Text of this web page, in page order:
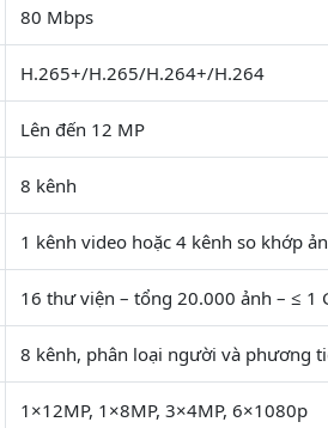
80 Mbps
H.265+/H.265/H.264+/H.264
Lên đến 12 MP
8 kênh
1 kênh video hoặc 4 kênh so khớp
16 thư viện – tổng 20.000 ảnh – ≤ 1
8 kênh, phân loại người và phương
1×12MP, 1×8MP, 3×4MP, 6×1080p